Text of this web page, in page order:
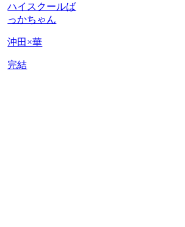
ハイスクールば
っかちゃん
沖田×華
完結